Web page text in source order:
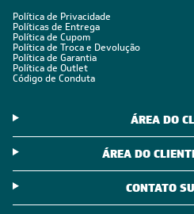
Política de Privacidade
Políticas de Entrega
Política de Cupom
Política de Troca e Devolução
Política de Garantia
Política de Outlet
Código de Conduta
ÁREA DO
ÁREA DO
CONTATO